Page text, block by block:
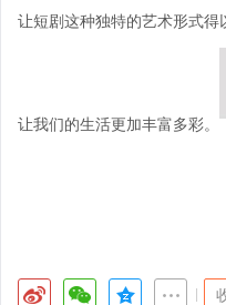
让短剧这种独特的艺术形式
让我们的生活更加丰富多彩。